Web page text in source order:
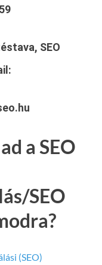
SEO
a SEO
SEO
(SEO)